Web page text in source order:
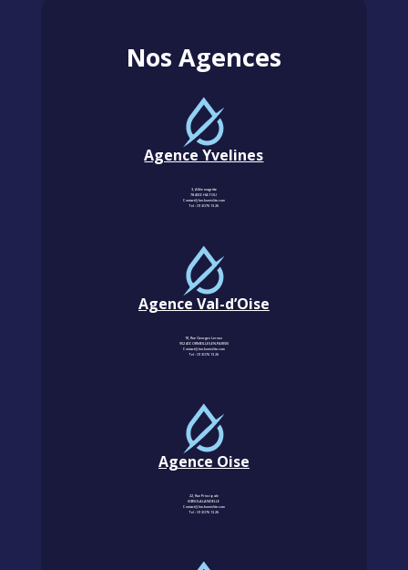
Nos Agences
Agence Yvelines
3, Allée magritte
78400 CHATOU
Contact@km-humidite.com
Tel :01 30 76 13 26
Agence Val-d’Oise
18, Rue Georges Leroux
95240 CORMEILLES-EN-PARISIS
Contact@km-humidite.com
Tel :01 30 76 13 26
Agence Oise
22, Rue Principale
60850 LALANDELLE
Contact@km-humidite.com
Tel :01 30 76 13 26